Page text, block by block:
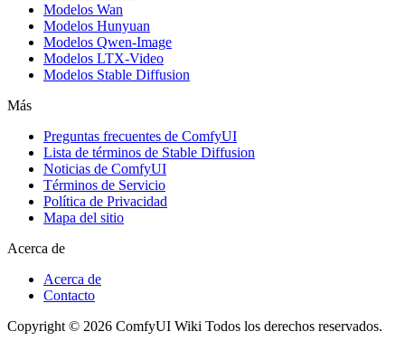
Modelos Wan
Modelos Hunyuan
Modelos Qwen-Image
Modelos LTX-Video
Modelos Stable Diffusion
Más
Preguntas frecuentes de ComfyUI
Lista de términos de Stable Diffusion
Noticias de ComfyUI
Términos de Servicio
Política de Privacidad
Mapa del sitio
Acerca de
Acerca de
Contacto
Copyright © 2026 ComfyUI Wiki Todos los derechos reservados.